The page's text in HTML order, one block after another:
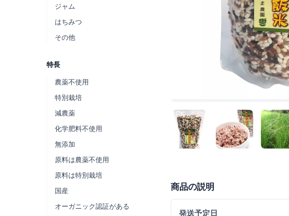
ジャム
はちみつ
その他
特長
農薬不使用
特別栽培
減農薬
化学肥料不使用
無添加
原料は農薬不使用
原料は特別栽培
国産
オーガニック認証がある
商品の説明
発送予定日